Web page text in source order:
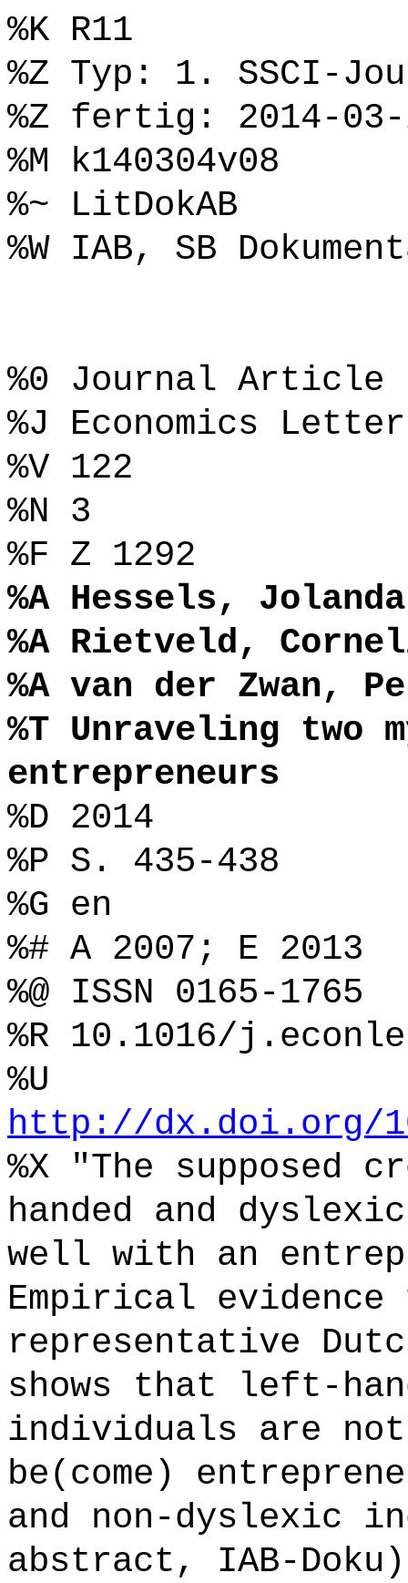
%K R11
%Z Typ: 1. SSCI-
%Z fertig: 2014-03-
%M k140304v08
%~ LitDokAB
%W IAB, SB
%0 Journal Article
%J Economics
%V 122
%N 3
%F Z 1292
%A Hessels, Jolanda
%A Rietveld,
%A van der Zwan,
%T Unraveling two
entrepreneurs
%D 2014
%P S. 435-438
%G en
%# A 2007; E 2013
%@ ISSN 0165-1765
%R 10.1016/
%U
http://dx.doi.org/
%X "The
handed and
well with an
Empirical evidence
representative
shows that left-
individuals are
be(come)
and non-dyslexic
abstract, IAB-